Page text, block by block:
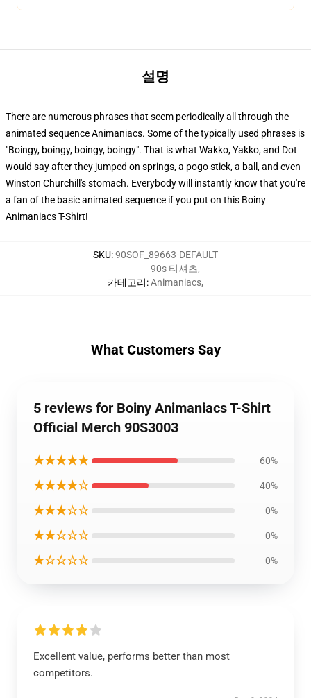
설명
There are numerous phrases that seem periodically all through the
animated sequence Animaniacs. Some of the typically used phrases is
"Boingy, boingy, boingy, boingy". That is what Wakko, Yakko, and Dot
would say after they jumped on springs, a pogo stick, a ball, and even
Winston Churchill's stomach. Everybody will instantly know that you're
a fan of the basic animated sequence if you put on this Boiny
Animaniacs T-Shirt!
SKU:90SOF_89663-DEFAULT
카테고리:
90s 티셔츠,
Animaniacs,
What Customers Say
5 reviews for Boiny Animaniacs T-Shirt
Official Merch 90S3003
★★★★★ 60%
★★★★☆ 40%
★★★☆☆ 0%
★★☆☆☆ 0%
★☆☆☆☆ 0%
Excellent value, performs better than most
competitors.